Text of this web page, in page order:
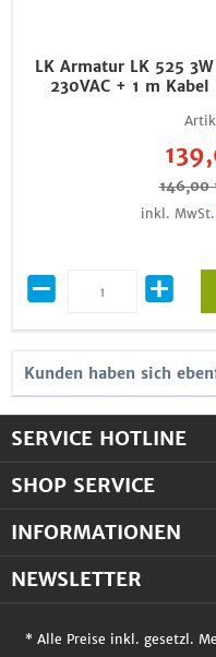
LK Armatur LK 525
230VAC + 1 m
146,00
inkl. MwSt.
Kunden haben sich
SERVICE HOTLINE
SHOP SERVICE
INFORMATIONEN
NEWSLETTER
* Alle Preise inkl. gesetzl.